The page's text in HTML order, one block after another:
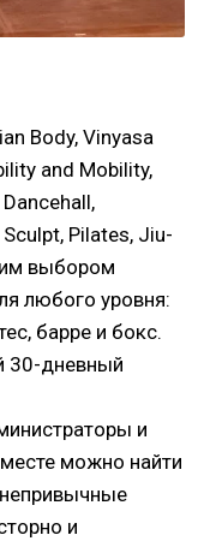
Body, Vinyasa
and Mobility,
Pilates, Jiu-
выбором
любого уровня:
барре и бокс.
30-дневный
и
можно найти
и